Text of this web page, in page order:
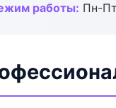
работы: Пн-